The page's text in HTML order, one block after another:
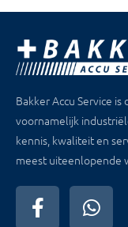
Bakker Accu Service
voornamelijk
kennis, kwaliteit en
meest uiteenlopende